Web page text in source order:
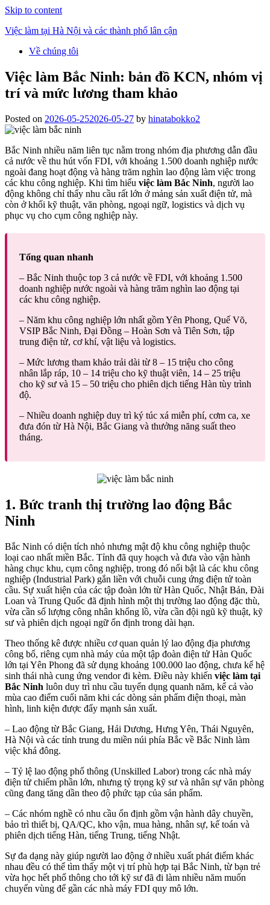
Skip to content
Việc làm tại Hà Nội và các thành phố lân cận
Về chúng tôi
Việc làm Bắc Ninh: bản đồ KCN, nhóm vị
trí và mức lương tham khảo
Posted on 2026-05-252026-05-27 by hinatabokko2
Bắc Ninh nhiều năm liên tục nằm trong nhóm địa phương dẫn đầu
cả nước về thu hút vốn FDI, với khoảng 1.500 doanh nghiệp nước
ngoài đang hoạt động và hàng trăm nghìn lao động làm việc trong
các khu công nghiệp. Khi tìm hiểu việc làm Bắc Ninh, người lao
động không chỉ thấy nhu cầu rất lớn ở mảng sản xuất điện tử, mà
còn ở khối kỹ thuật, văn phòng, ngoại ngữ, logistics và dịch vụ
phục vụ cho cụm công nghiệp này.
Tổng quan nhanh
– Bắc Ninh thuộc top 3 cả nước về FDI, với khoảng 1.500
doanh nghiệp nước ngoài và hàng trăm nghìn lao động tại
các khu công nghiệp.
– Năm khu công nghiệp lớn nhất gồm Yên Phong, Quế Võ,
VSIP Bắc Ninh, Đại Đồng – Hoàn Sơn và Tiên Sơn, tập
trung điện tử, cơ khí, vật liệu và logistics.
– Mức lương tham khảo trải dài từ 8 – 15 triệu cho công
nhân lắp ráp, 10 – 14 triệu cho kỹ thuật viên, 14 – 25 triệu
cho kỹ sư và 15 – 50 triệu cho phiên dịch tiếng Hàn tùy trình
độ.
– Nhiều doanh nghiệp duy trì ký túc xá miễn phí, cơm ca, xe
đưa đón từ Hà Nội, Bắc Giang và thưởng năng suất theo
tháng.
1. Bức tranh thị trường lao động Bắc
Ninh
Bắc Ninh có diện tích nhỏ nhưng mật độ khu công nghiệp thuộc
loại cao nhất miền Bắc. Tỉnh đã quy hoạch và đưa vào vận hành
hàng chục khu, cụm công nghiệp, trong đó nổi bật là các khu công
nghiệp (Industrial Park) gắn liền với chuỗi cung ứng điện tử toàn
cầu. Sự xuất hiện của các tập đoàn lớn từ Hàn Quốc, Nhật Bản, Đài
Loan và Trung Quốc đã định hình một thị trường lao động đặc thù,
vừa cần số lượng công nhân khổng lồ, vừa cần đội ngũ kỹ thuật, kỹ
sư và phiên dịch ngoại ngữ ổn định trong dài hạn.
Theo thống kê được nhiều cơ quan quản lý lao động địa phương
công bố, riêng cụm nhà máy của một tập đoàn điện tử Hàn Quốc
lớn tại Yên Phong đã sử dụng khoảng 100.000 lao động, chưa kể hệ
sinh thái nhà cung ứng vendor đi kèm. Điều này khiến việc làm tại
Bắc Ninh luôn duy trì nhu cầu tuyển dụng quanh năm, kể cả vào
mùa cao điểm cuối năm khi các dòng sản phẩm điện thoại, màn
hình, linh kiện được đẩy mạnh sản xuất.
– Lao động từ Bắc Giang, Hải Dương, Hưng Yên, Thái Nguyên,
Hà Nội và các tỉnh trung du miền núi phía Bắc về Bắc Ninh làm
việc khá đông.
– Tỷ lệ lao động phổ thông (Unskilled Labor) trong các nhà máy
điện tử chiếm phần lớn, nhưng tỷ trọng kỹ sư và nhân sự văn phòng
cũng đang tăng dần theo độ phức tạp của sản phẩm.
– Các nhóm nghề có nhu cầu ổn định gồm vận hành dây chuyền,
bảo trì thiết bị, QA/QC, kho vận, mua hàng, nhân sự, kế toán và
phiên dịch tiếng Hàn, tiếng Trung, tiếng Nhật.
Sự đa dạng này giúp người lao động ở nhiều xuất phát điểm khác
nhau đều có thể tìm thấy một vị trí phù hợp tại Bắc Ninh, từ bạn trẻ
vừa học hết phổ thông cho tới kỹ sư đã đi làm nhiều năm muốn
chuyển vùng để gần các nhà máy FDI quy mô lớn.